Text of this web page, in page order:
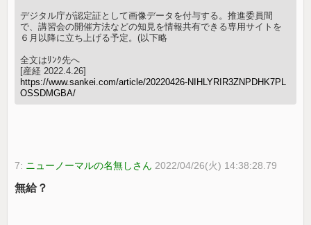
デジタル庁が認定証として画像データを付与する。推進委員間
で、講習会の開催方法などの知見を情報共有できる専用サイトを
６月以降に立ち上げる予定。(以下略
全文はﾘﾝｸ先へ
[産経 2022.4.26]
https://www.sankei.com/article/20220426-NIHLYRIR3ZNPDHK7PL
OSSDMGBA/
7: ニューノーマルの名無しさん 2022/04/26(火) 14:38:28.79
無給？